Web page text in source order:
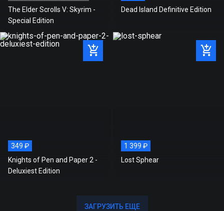
The Elder Scrolls V: Skyrim -
Special Edition
Dead Island Definitive Edition
349 ₽
Knights of Pen and Paper 2 -
Deluxiest Edition
1 399 ₽
Lost Sphear
ЗАГРУЗИТЬ ЕЩЕ
ЗАГРУЗИТЬ ЕЩЕ